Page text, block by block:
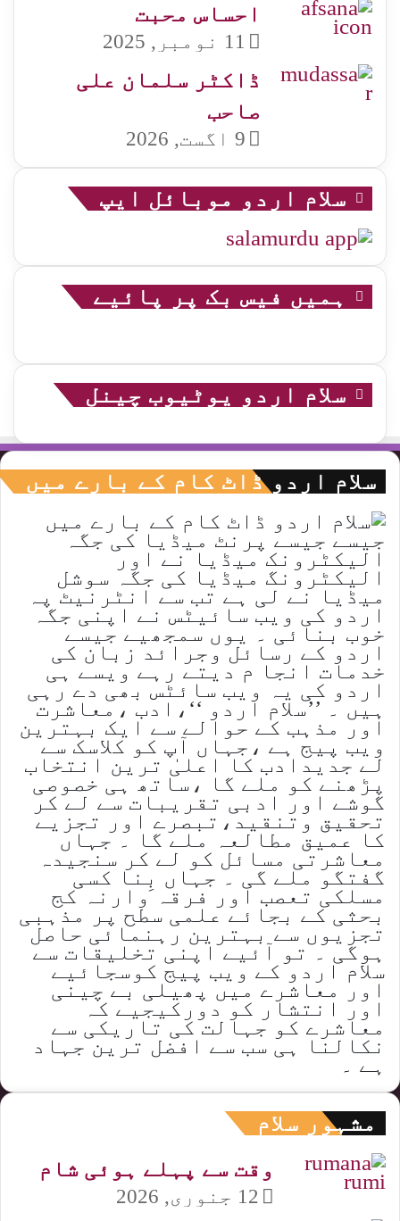
احساس محبت
11 نومبر, 2025
ڈاکٹر سلمان علی
صاحب
9 اگست, 2026
سلام اردو موبائل ایپ
ہمیں فیس بک پر پائیے
سلام اردو یوٹیوب چینل
سلام اردو ڈاٹ کام کے بارے میں
جیسے جیسے پرنٹ میڈیا کی جگہ
الیکٹرونک میڈیا نے اور
الیکٹرونگ میڈیا کی جگہ سوشل
میڈیا نے لی ہے تب سے انٹرنیٹ پہ
اردو کی ویب سائیٹس نے اپنی جگہ
خوب بنائی ۔ یوں سمجھیے جیسے
اردو کے رسائل وجرائد زبان کی
خدمات انجا م دیتے رہے ویسے ہی
اردو کی یہ ویب سائٹس بھی دے رہی
ہیں ۔ ’’سلام اردو ‘‘،ادب ،معاشرت
اور مذہب کے حوالے سے ایک بہترین
ویب پیج ہے ،جہاں آپ کو کلاسک سے
لے جدیدادب کا اعلیٰ ترین انتخاب
پڑھنے کو ملے گا ،ساتھ ہی خصوصی
گوشے اور ادبی تقریبات سے لے کر
تحقیق وتنقید،تبصرے اور تجزیے
کا عمیق مطالعہ ملے گا ۔ جہاں
معاشرتی مسائل کو لے کر سنجیدہ
گفتگو ملے گی ۔ جہاں بِنا کسی
مسلکی تعصب اور فرقہ وارنہ کج
بحثی کے بجائے علمی سطح پر مذہبی
تجزیوں سے بہترین رہنمائی حاصل
ہوگی ۔ تو آئیے اپنی تخلیقات سے
سلام اردو کے ویب پیج کوسجائیے
اور معاشرے میں پھیلی بے چینی
اور انتشار کو دورکیجیے کہ
معاشرے کو جہالت کی تاریکی سے
نکالنا ہی سب سے افضل ترین جہاد
ہے ۔
مشہور سلام
وقت سے پہلے ہوئی شام
12 جنوری, 2026